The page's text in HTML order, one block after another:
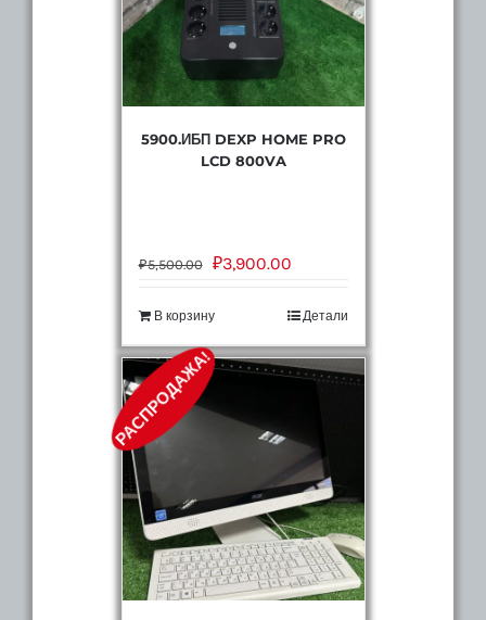
5900.ИБП DEXP HOME PRO
LCD 800VA
₽5,500.00 ₽3,900.00
В корзину Детали
РАСПРОДАЖА!